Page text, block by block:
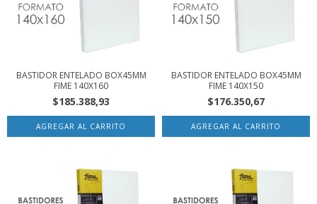
BASTIDOR ENTELADO BOX45MM
FIME 140X160
$185.388,93
BASTIDOR ENTELADO BOX45MM
FIME 140X150
$176.350,67